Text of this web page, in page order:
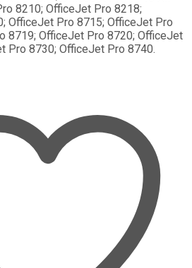
8210; OfficeJet Pro 8218;
OfficeJet Pro 8715; OfficeJet Pro
8719; OfficeJet Pro 8720; OfficeJet
Pro 8730; OfficeJet Pro 8740.